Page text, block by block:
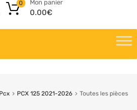
Mon panier
0.00€
0
Pcx PCX 125 2021-2026
Toutes les pièces